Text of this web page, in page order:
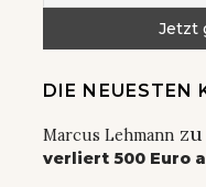
DIE NEUESTEN
Marcus Lehmann zu
verliert 500 Euro